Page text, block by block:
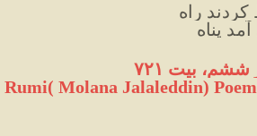
راه
پناه
بیت ۷۲۱
Rumi( Molana Jalaleddin)